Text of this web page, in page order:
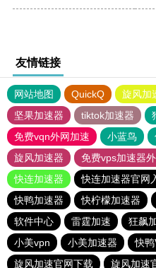
友情链接
网站地图 QuickQ 旋风加
坚果加速器
tiktok加速器
免费vqn外网加速
小蓝鸟
旋风加速器
免费vps加速器
快连加速器
快连加速器官网
快鸭加速器
快柠檬加速器
软件中心
雷霆加速 狂飙
小美vpn
小美加速器 快鸭
旋风加速官网下载
旋风加速